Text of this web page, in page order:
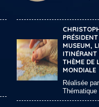
MUSEUM,
ITINÉRANT
THÈME DE
MONDIALE
Réalisée
Thématique